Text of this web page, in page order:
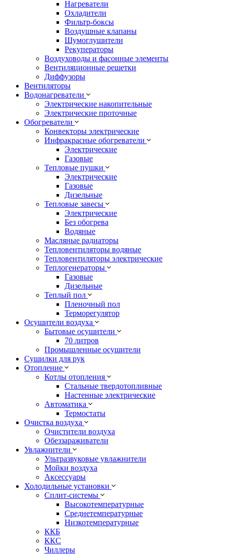
Нагреватели
Охладители
Фильтр-боксы
Воздушные клапаны
Шумоглушители
Рекуператоры
Воздуховоды и фасонные элементы
Вентиляционные решетки
Диффузоры
Вентиляторы
Водонагреватели
Электрические накопительные
Электрические проточные
Обогреватели
Конвекторы электрические
Инфракрасные обогреватели
Электрические
Газовые
Тепловые пушки
Электрические
Газовые
Дизельные
Тепловые завесы
Электрические
Без обогрева
Водяные
Масляные радиаторы
Тепловентиляторы водяные
Тепловентиляторы электрические
Теплогенераторы
Газовые
Дизельные
Теплый пол
Пленочный пол
Терморегулятор
Осушители воздуха
Бытовые осушители
70 литров
Промышленные осушители
Сушилки для рук
Отопление
Котлы отопления
Стальные твердотопливные
Настенные электрические
Автоматика
Термостаты
Очистка воздуха
Очистители воздуха
Обеззараживатели
Увлажнители
Ультразвуковые увлажнители
Мойки воздуха
Аксессуары
Холодильные установки
Сплит-системы
Высокотемпературные
Среднетемпературные
Низкотемпературные
ККБ
ККС
Чиллеры